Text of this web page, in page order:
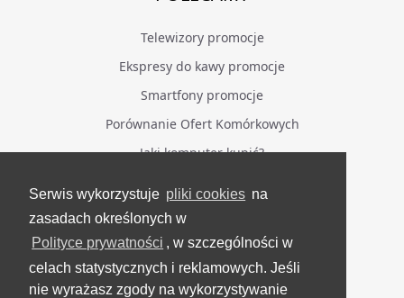
Serwis wykorzystuje pliki cookies na
zasadach określonych w
Polityce prywatności , w szczególności w
celach statystycznych i reklamowych. Jeśli
nie wyrażasz zgody na wykorzystywanie
Telewizory promocje
Ekspresy do kawy promocje
Smartfony promocje
Porównanie Ofert Komórkowych
Jaki komputer kupić?
BĄDŹ NA BIEŻĄCO
Facebook
Grupa Testerzy Videotestów